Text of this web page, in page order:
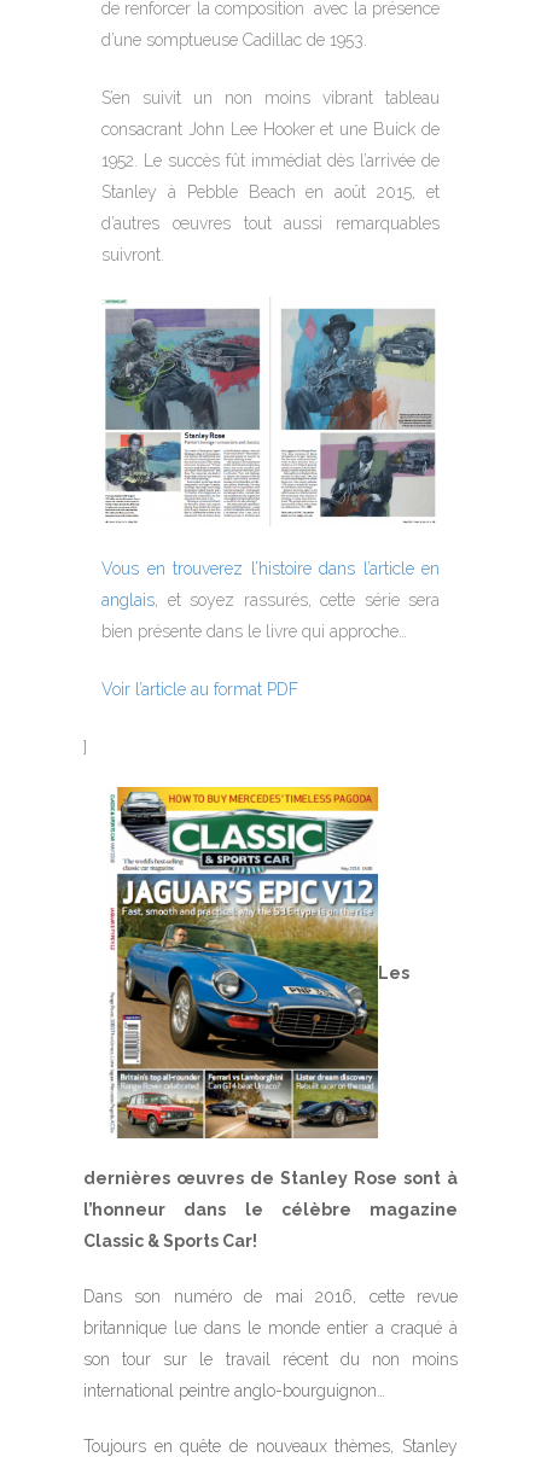
de renforcer la composition avec la présence
d’une somptueuse Cadillac de 1953.
S’en suivit un non moins vibrant tableau
consacrant John Lee Hooker et une Buick de
1952. Le succès fût immédiat dès l’arrivée de
Stanley à Pebble Beach en août 2015, et
d’autres œuvres tout aussi remarquables
suivront.
Vous en trouverez l’histoire dans l’article en
anglais , et soyez rassurés, cette série sera
bien présente dans le livre qui approche…
Voir l’article au format PDF
]
Les
dernières œuvres de Stanley Rose sont à
l’honneur dans le célèbre magazine
Classic & Sports Car!
Dans son numéro de mai 2016, cette revue
britannique lue dans le monde entier a craqué à
son tour sur le travail récent du non moins
international peintre anglo-bourguignon…
Toujours en quête de nouveaux thèmes, Stanley